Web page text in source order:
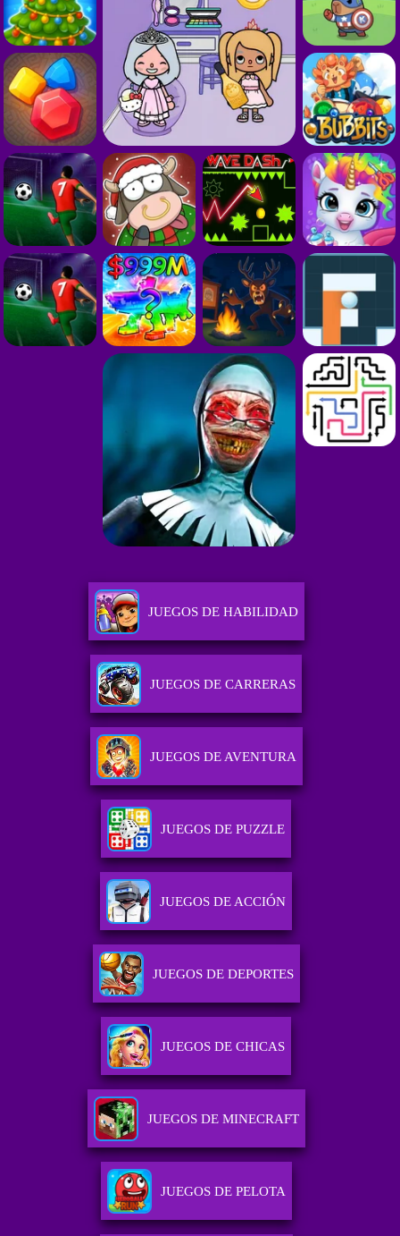
JUEGOS DE HABILIDAD
JUEGOS DE CARRERAS
JUEGOS DE AVENTURA
JUEGOS DE PUZZLE
JUEGOS DE ACCIÓN
JUEGOS DE DEPORTES
JUEGOS DE CHICAS
JUEGOS DE MINECRAFT
JUEGOS DE PELOTA